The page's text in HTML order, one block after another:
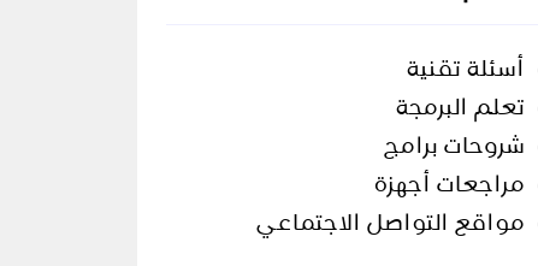
أسئلة تقنية
تعلم البرمجة
شروحات برامج
مراجعات أجهزة
مواقع التواصل الاجتماعي